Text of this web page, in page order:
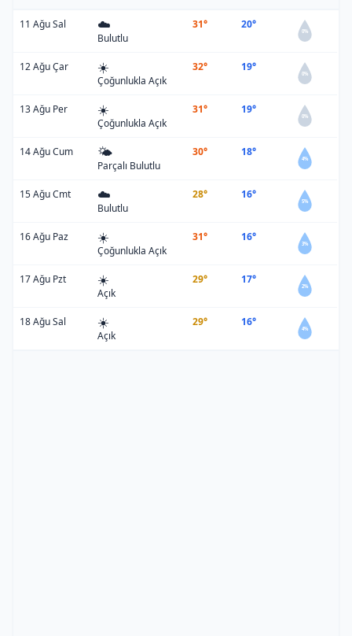
11 Ağu Sal ☁️
Bulutlu
31° 20°
0%
12 Ağu Çar ☀️
Çoğunlukla Açık
32° 19°
0%
13 Ağu Per ☀️
Çoğunlukla Açık
31° 19°
0%
14 Ağu Cum 🌤️
Parçalı Bulutlu
30° 18°
4%
15 Ağu Cmt ☁️
Bulutlu
28° 16°
5%
16 Ağu Paz ☀️
Çoğunlukla Açık
31° 16°
3%
17 Ağu Pzt ☀️
Açık
29° 17°
2%
18 Ağu Sal ☀️
Açık
29° 16°
4%